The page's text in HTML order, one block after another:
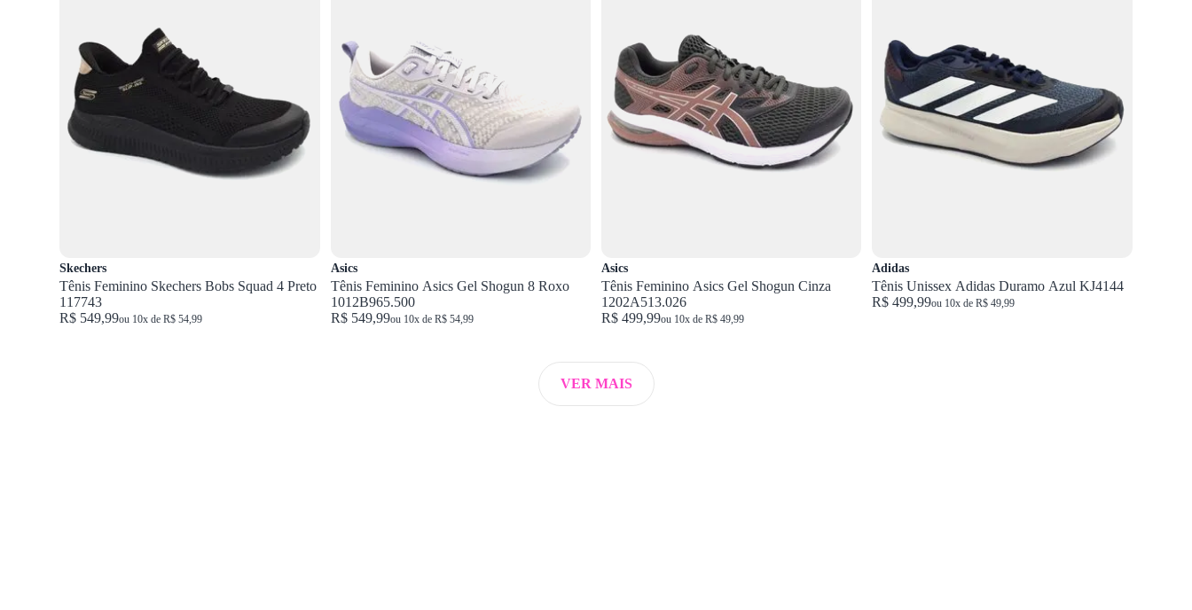
Skechers
Tênis Feminino Skechers Bobs Squad 4 Preto
117743
R$ 549,99ou 10x de R$ 54,99
Asics
Tênis Feminino Asics Gel Shogun 8 Roxo
1012B965.500
R$ 549,99ou 10x de R$ 54,99
Asics
Tênis Feminino Asics Gel Shogun Cinza
1202A513.026
R$ 499,99ou 10x de R$ 49,99
Adidas
Tênis Unissex Adidas Duramo Azul KJ4144
R$ 499,99ou 10x de R$ 49,99
VER MAIS